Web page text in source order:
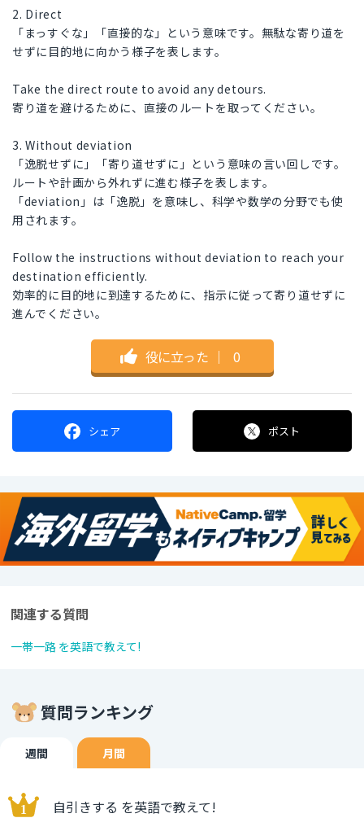
2. Direct
「まっすぐな」「直接的な」という意味です。無駄な寄り道を
せずに目的地に向かう様子を表します。
Take the direct route to avoid any detours.
寄り道を避けるために、直接のルートを取ってください。
3. Without deviation
「逸脱せずに」「寄り道せずに」という意味の言い回しです。
ルートや計画から外れずに進む様子を表します。
「deviation」は「逸脱」を意味し、科学や数学の分野でも使
用されます。
Follow the instructions without deviation to reach your
destination efficiently.
効率的に目的地に到達するために、指示に従って寄り道せずに
進んでください。
役に立った ｜ 0
シェア ポスト
関連する質問
一帯一路 を英語で教えて!
質問ランキング
週間 月間
自引きする を英語で教えて!